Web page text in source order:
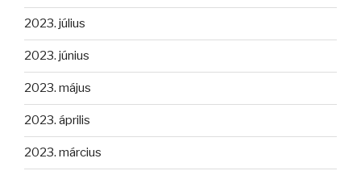
2023. július
2023. június
2023. május
2023. április
2023. március